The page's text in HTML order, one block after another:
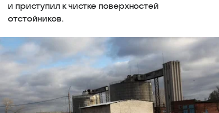
и приступил к чистке поверхностей
отстойников.